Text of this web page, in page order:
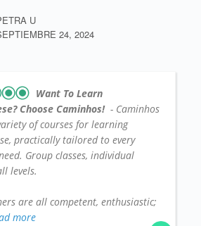
U
24, 2024
Want To Learn
Choose Caminhos! - Caminhos
of courses for learning
practically tailored to every
Group classes, individual
levels.
are all competent, enthusiastic;
more